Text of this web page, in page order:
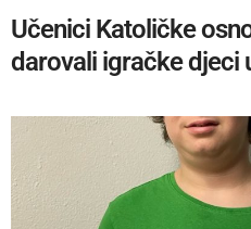
Učenici Katoličke
darovali igračke djeci